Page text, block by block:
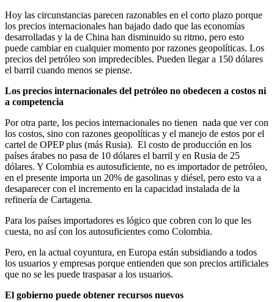
Hoy las circunstancias parecen razonables en el corto plazo porque
los precios internacionales han bajado dado que las economías
desarrolladas y la de China han disminuido su ritmo, pero esto
puede cambiar en cualquier momento por razones geopolíticas. Los
precios del petróleo son impredecibles. Pueden llegar a 150 dólares
el barril cuando menos se piense.
Los precios internacionales del petróleo no obedecen a costos ni
a competencia
Por otra parte, los pecios internacionales no tienen nada que ver con
los costos, sino con razones geopolíticas y el manejo de estos por el
cartel de OPEP plus (más Rusia). El costo de producción en los
países árabes no pasa de 10 dólares el barril y en Rusia de 25
dólares. Y Colombia es autosuficiente, no es importador de petróleo,
en el presente importa un 20% de gasolinas y diésel, pero esto va a
desaparecer con el incremento en la capacidad instalada de la
refinería de Cartagena.
Para los países importadores es lógico que cobren con lo que les
cuesta, no así con los autosuficientes como Colombia.
Pero, en la actual coyuntura, en Europa están subsidiando a todos
los usuarios y empresas porque entienden que son precios artificiales
que no se les puede traspasar a los usuarios.
El gobierno puede obtener recursos nuevos